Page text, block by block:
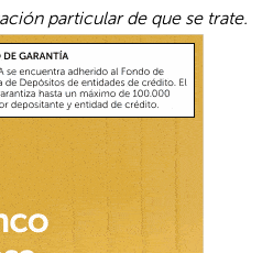
particular de que se trate.